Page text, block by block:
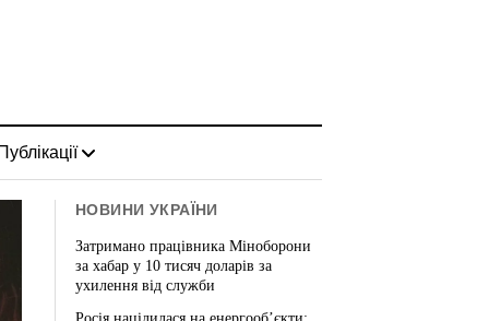
НОВИНИ УКРАЇНИ
Затримано працівника Міноборони
за хабар у 10 тисяч доларів за
ухилення від служби